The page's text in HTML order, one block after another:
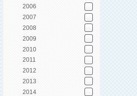
2006
2007
2008
2009
2010
2011
2012
2013
2014